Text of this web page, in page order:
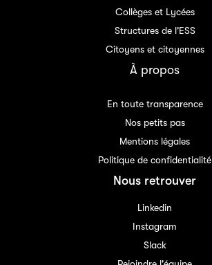
Collèges et Lycées
Structures de l'ESS
Citoyens et citoyennes
À propos
En toute transparence
Nos petits pas
Mentions légales
Politique de confidentialité
Nous retrouver
Linkedin
Instagram
Slack